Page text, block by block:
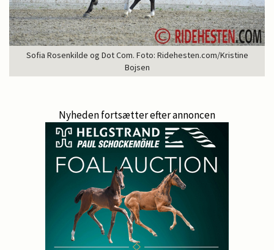
Sofia Rosenkilde og Dot Com. Foto: Ridehesten.com/Kristine
Bojsen
Nyheden fortsætter efter annoncen